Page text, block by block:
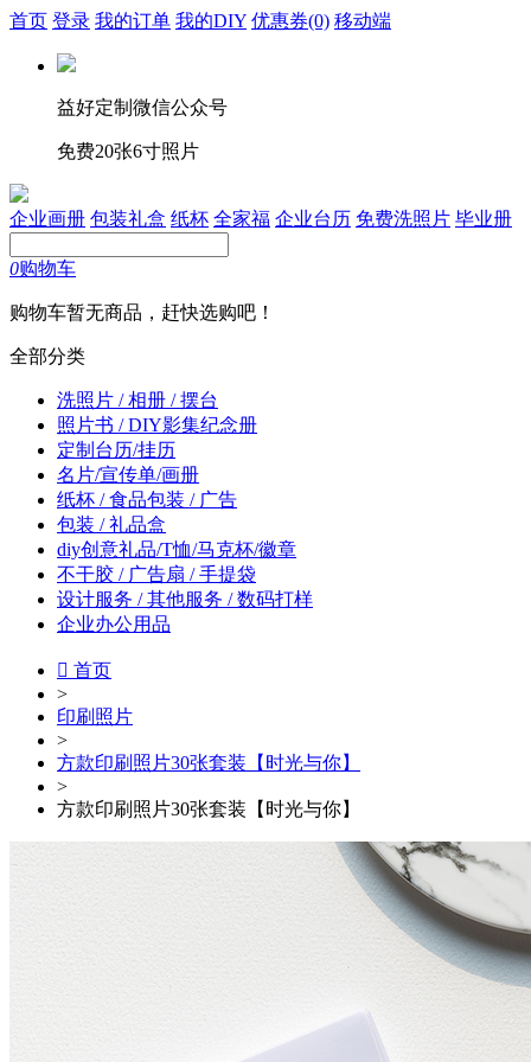
首页 登录 我的订单 我的DIY 优惠券(0) 移动端
益好定制微信公众号
免费20张6寸照片
企业画册 包装礼盒 纸杯 全家福 企业台历 免费洗照片 毕业册
0购物车
购物车暂无商品，赶快选购吧！
全部分类
洗照片 / 相册 / 摆台
照片书 / DIY影集纪念册
定制台历/挂历
名片/宣传单/画册
纸杯 / 食品包装 / 广告
包装 / 礼品盒
diy创意礼品/T恤/马克杯/徽章
不干胶 / 广告扇 / 手提袋
设计服务 / 其他服务 / 数码打样
企业办公用品
 首页
>
印刷照片
>
方款印刷照片30张套装【时光与你】
>
方款印刷照片30张套装【时光与你】